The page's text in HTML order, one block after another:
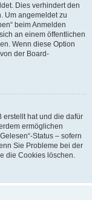
Dies verhindert den
Um angemeldet zu
beim Anmelden
an einem öffentlichen
Wenn diese Option
der Board-
erstellt hat und die dafür
ermöglichen
Status – sofern
Sie Probleme bei der
die Cookies löschen.